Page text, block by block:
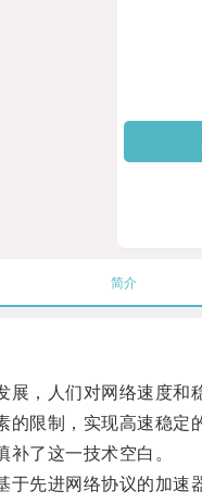
简介
，人们对网络速度和稳
限制，实现高速稳定的
了这一技术空白。
先进网络协议的加速器